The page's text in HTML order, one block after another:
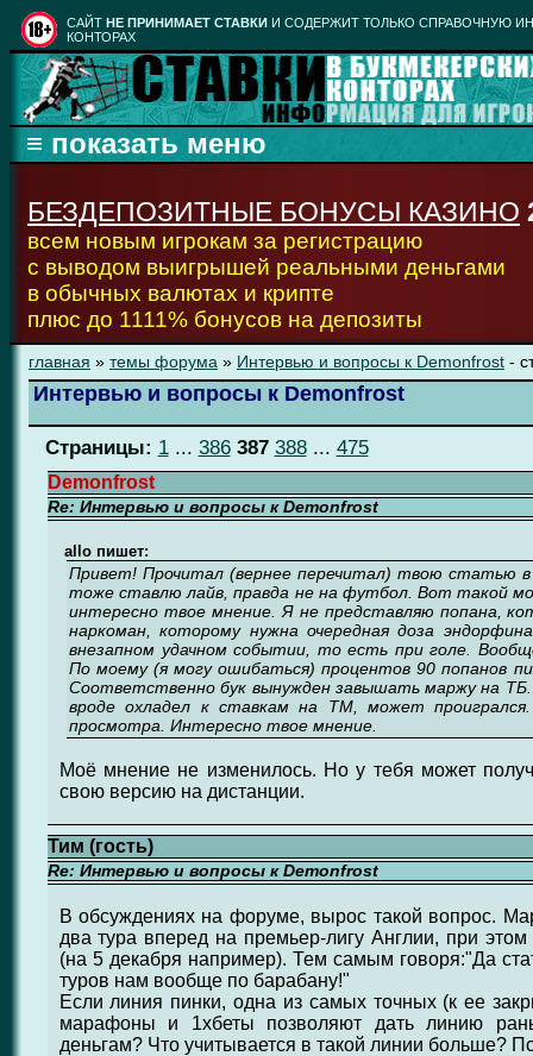
CАЙТ НЕ ПРИНИМАЕТ СТАВКИ И СОДЕРЖИТ ТОЛЬКО СПРАВОЧНУЮ
КОНТОРАХ
БЕЗДЕПОЗИТНЫЕ БОНУСЫ КАЗИНО
всем новым игрокам за регистрацию
с выводом выигрышей реальными деньгами
в обычных валютах и крипте
плюс до 1111% бонусов на депозиты
главная » темы форума » Интервью и вопросы к Demonfrost -
Интервью и вопросы к Demonfrost
Страницы: 1... 386 387 388... 475
Demonfrost
Re: Интервью и вопросы к Demonfrost
allo пишет:
Привет! Прочитал (вернее перечитал) твою статью
тоже ставлю лайв, правда не на футбол. Вот такой
интересно твое мнение. Я не представляю попана,
наркоман, которому нужна очередная доза
внезапном удачном событии, то есть при голе.
По моему (я могу ошибаться) процентов 90 попанов
Соответственно бук вынужден завышать маржу на
вроде охладел к ставкам на ТМ, может
просмотра. Интересно твое мнение.
Моё мнение не изменилось. Но у тебя может
свою версию на дистанции.
Тим (гость)
Re: Интервью и вопросы к Demonfrost
В обсуждениях на форуме, вырос такой вопрос.
два тура вперед на премьер-лигу Англии, при
(на 5 декабря например). Тем самым говоря:"Да
туров нам вообще по барабану!"
Если линия пинки, одна из самых точных (к ее
марафоны и 1хбеты позволяют дать линию
деньгам? Что учитывается в такой линии больше?